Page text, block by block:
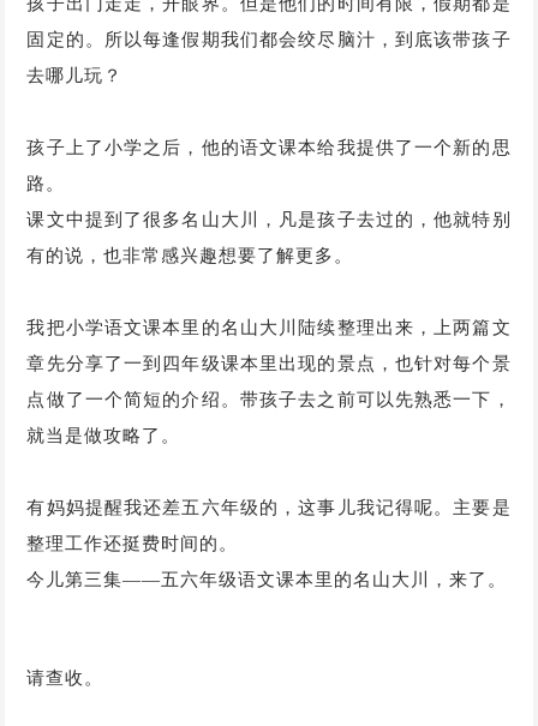
孩子出门走走，开眼界。但是他们的时间有限，假期都是
固定的。所以每逢假期我们都会绞尽脑汁，到底该带孩子
去哪儿玩？
孩子上了小学之后，他的语文课本给我提供了一个新的思
路。
课文中提到了很多名山大川，凡是孩子去过的，他就特别
有的说，也非常感兴趣想要了解更多。
我把小学语文课本里的名山大川陆续整理出来，上两篇文
章先分享了一到四年级课本里出现的景点，也针对每个景
点做了一个简短的介绍。带孩子去之前可以先熟悉一下，
就当是做攻略了。
有妈妈提醒我还差五六年级的，这事儿我记得呢。主要是
整理工作还挺费时间的。
今儿第三集——五六年级语文课本里的名山大川，来了。
请查收。